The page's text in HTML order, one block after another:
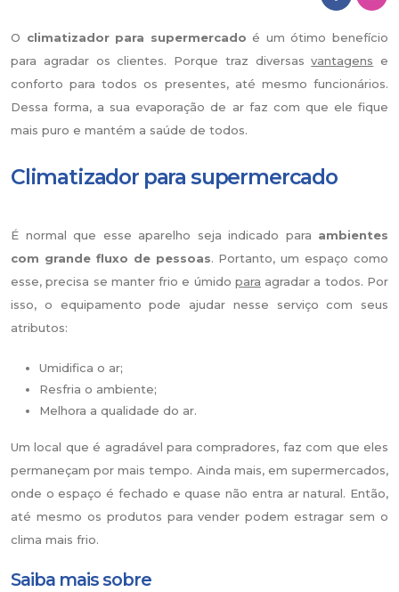
O climatizador para supermercadoé um ótimo benefício
para agradar os clientes. Porque traz diversasvantagens e
conforto para todos os presentes, até mesmo funcionários.
Dessa forma, a sua evaporação de ar faz com que ele fique
mais puro e mantém a saúde de todos.
Climatizador para supermercado
É normal que esse aparelho seja indicado para ambientes
com grande fluxo de pessoas. Portanto, um espaço como
esse, precisa se manter frio e úmido para agradar a todos. Por
isso, o equipamento pode ajudar nesse serviço com seus
atributos:
Umidifica o ar;
Resfria o ambiente;
Melhora a qualidade do ar.
Um local que é agradável para compradores, faz com que eles
permaneçam por mais tempo. Ainda mais, em supermercados,
onde o espaço é fechado e quase não entra ar natural. Então,
até mesmo os produtos para vender podem estragar sem o
clima mais frio.
Saiba mais sobre